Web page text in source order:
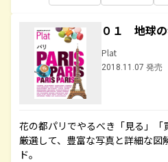
０１ 地球
Plat
2018.11.07 発売
花の都パリでやるべき「見る」
厳選して、豊富な写真と詳細な図
ド。